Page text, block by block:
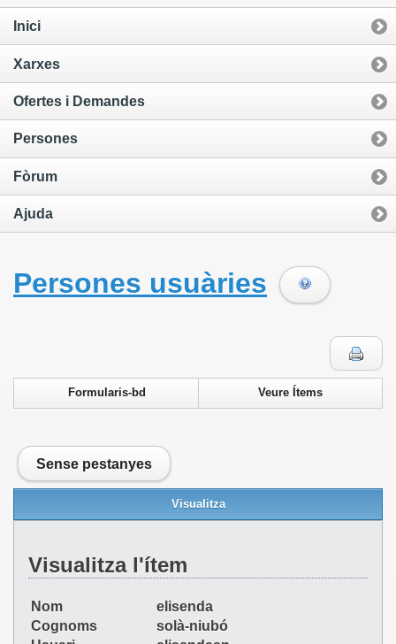
Inici
Xarxes
Ofertes i Demandes
Persones
Fòrum
Ajuda
Persones usuàries
Formularis-bd Veure Ítems
Sense pestanyes
Visualitza
Visualitza l'ítem
Nom
elisenda
Cognoms
solà-niubó